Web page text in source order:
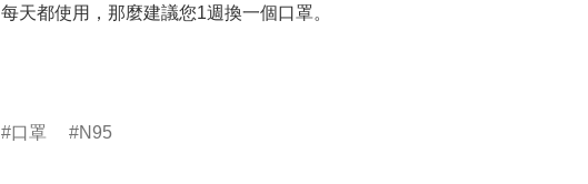
每天都使用，那麼建議您1週換一個口罩。
口罩 N95